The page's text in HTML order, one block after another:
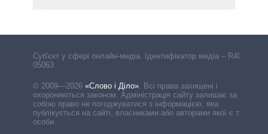
Cуб'єкт у сфері онлайн-медіа. Ідентифікатор медіа – R40-
05063
© 2009—2026 «Слово і Діло» Всі права захищені і
охороняються законом. Адміністрація сайту залишає за
собою право не погоджуватися з інформацією, яка
публікується на сайті, власниками або авторами якої є треті
особи.